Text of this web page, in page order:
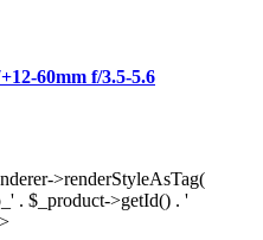
60mm f/3.5-5.6
>renderStyleAsTag(
. $_product->getId() . '